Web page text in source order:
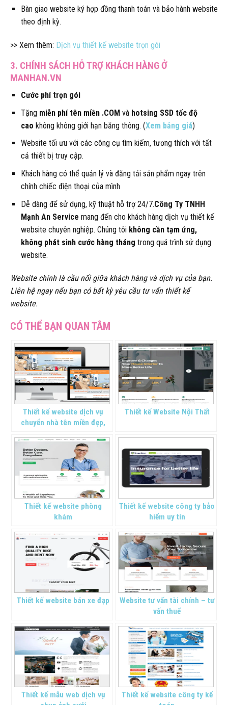
Bàn giao website ký hợp đồng thanh toán và bảo hành website
theo định kỳ.
>> Xem thêm: Dịch vụ thiết kế website trọn gói
3. CHÍNH SÁCH HỖ TRỢ KHÁCH HÀNG Ở
MANHAN.VN
Cước phí trọn gói
Tặng miễn phí tên miền .COMvà hotsing SSD tốc độ
cao không không giới hạn băng thông. (Xem bảng giá)
Website tối ưu với các công cụ tìm kiếm, tương thích với tất
cả thiết bị truy cập.
Khách hàng có thể quản lý và đăng tải sản phẩm ngay trên
chính chiếc điện thoại của mình
Dễ dàng để sử dụng, kỹ thuật hỗ trợ 24/7.Công Ty TNHH
Mạnh An Service mang đến cho khách hàng dịch vụ thiết kế
website chuyên nghiệp. Chúng tôi không cần tạm ứng,
không phát sinh cước hàng tháng trong quá trình sử dụng
website.
Website chính là cầu nối giữa khách hàng và dịch vụ của bạn.
Liên hệ ngay nếu bạn có bất kỳ yêu cầu tư vấn thiết kế
website.
Thiết kế website dịch vụ
chuyển nhà tên miền đẹp,
Thiết kế Website Nội Thất
Thiết kế website phòng
khám
Thiết kế website công ty bảo
hiểm uy tín
Thiết kế website bán xe đạp
Website tư vấn tài chính – tư
vấn thuế
Thiết kế mẫu web dịch vụ
Thiết kế website công ty kế